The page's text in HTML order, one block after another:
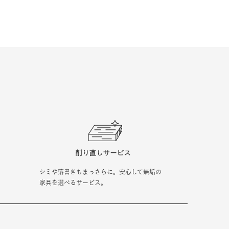
シミや落書きもまっさらに。安心して無垢の
家具を選べるサービス。